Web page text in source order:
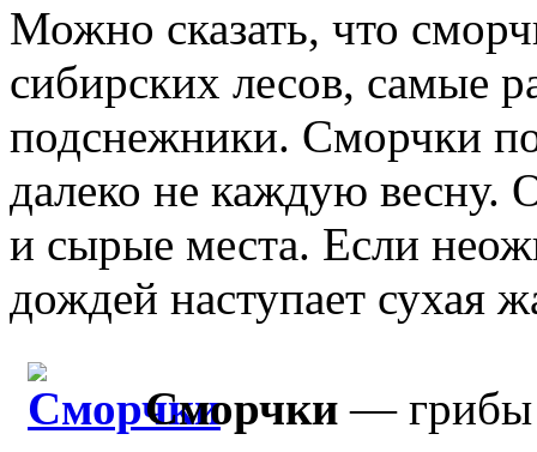
Можно сказать, что
сибирских лесов, самые
подснежники. Сморчки
далеко не каждую весну.
и сырые места. Если
дождей наступает сухая
Сморчки — грибы